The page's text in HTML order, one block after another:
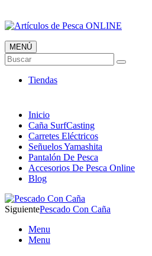
Artículos de Pesca ONLINE
Envió 24/7!!!
MENÚ
Buscar
Tiendas
Inicio
Caña SurfCasting
Carretes Eléctricos
Señuelos Yamashita
Pantalón De Pesca
Accesorios De Pesca Online
Blog
SiguientePescado Con Caña
Menu
Menu